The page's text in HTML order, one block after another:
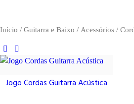
Início / Guitarra e Baixo / Acessórios /
Jogo Cordas Guitarra Acústica